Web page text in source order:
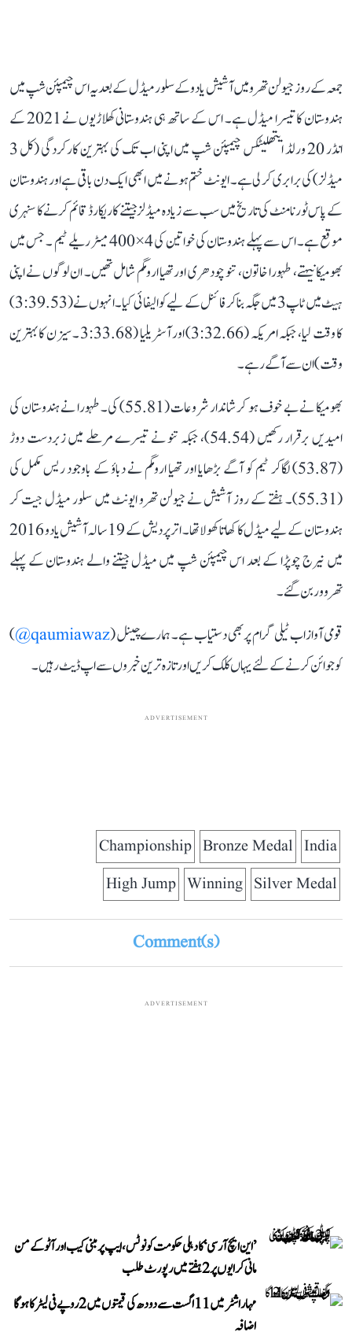
جمعہ کے روز جیولن تھرو میں آشیش یادو کے سلور میڈل کے بعد یہ اس چیمپئن شپ میں
ہندوستان کا تیسرا میڈل ہے۔ اس کے ساتھ ہی ہندوستانی کھلاڑیوں نے 2021 کے
انڈر 20 ورلڈ ایتھلیٹکس چیمپئن شپ میں اپنی اب تک کی بہترین کارکردگی (کل 3
میڈلز) کی برابری کر لی ہے۔ ایونٹ ختم ہونے میں ابھی ایک دن باقی ہے اور ہندوستان
کے پاس ٹورنامنٹ کی تاریخ میں سب سے زیادہ میڈلز جیتنے کا ریکارڈ قائم کرنے کا سنہری
موقع ہے۔ اس سے پہلے ہندوستان کی خواتین کی 4×400 میٹر ریلے ٹیم ۔ جس میں
بھومیکا نیہتے، طہورا خاتون، تنو چودھری اور تھیا ارومگم شامل تھیں۔ ان لوگوں نے اپنی
ہیٹ میں ٹاپ 3 میں جگہ بنا کر فائنل کے لیے کوالیفائی کیا۔ انہوں نے (3:39.53)
کا وقت لیا، جبکہ امریکہ (3:32.66) اور آسٹریلیا (3:33.68 ۔ سیزن کا بہترین
وقت) ان سے آگے رہے۔
بھومیکا نے بے خوف ہو کر شاندار شروعات (55.81) کی۔ طہورا نے ہندوستان کی
امیدیں برقرار رکھیں (54.54)، جبکہ تنو نے تیسرے مرحلے میں زبردست دوڑ
(53.87) لگاکر ٹیم کو آگے بڑھایا اور تھیا ارومگم نے دباؤ کے باوجود ریس مکمل کی
(55.31)۔ ہفتے کے روز آشیش نے جیولن تھرو ایونٹ میں سلور میڈل جیت کر
ہندوستان کے لیے میڈل کا کھاتا کھولا تھا۔ اتر پردیش کے 19 سالہ آشیش یادو 2016
میں نیرج چوپڑا کے بعد اس چیمپئن شپ میں میڈل جیتنے والے ہندوستان کے پہلے
تھروور بن گئے۔
قومی آواز اب ٹیلی گرام پر بھی دستیاب ہے۔ ہمارے چینل (qaumiawaz@
)
کو جوائن کرنے کے لئے یہاں کلک کریں اور تازہ ترین خبروں سے اپ ڈیٹ رہیں۔
ADVERTISEMENT
India
Bronze Medal
Championship
Silver Medal
Winning
High Jump
Comment(s)
ADVERTISEMENT
’این ایچ آر سی‘ کا دہلی حکومت کو نوٹس، ایپ پر مبنی کیب اور آٹو کے من
مانی کرایوں پر 2 ہفتے میں رپورٹ طلب
مہاراشٹر میں 11 اگست سے دودھ کی قیمتوں میں 2 روپے فی لیٹر کا ہوگا
اضافہ